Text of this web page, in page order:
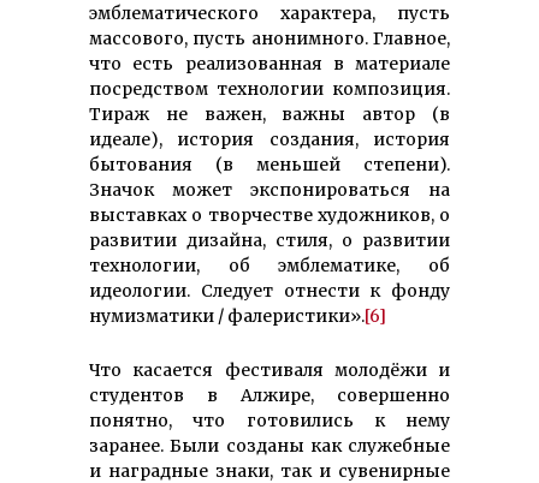
эмблематического характера, пусть
массового, пусть анонимного. Главное,
что есть реализованная в материале
посредством технологии композиция.
Тираж не важен, важны автор (в
идеале), история создания, история
бытования (в меньшей степени).
Значок может экспонироваться на
выставках о творчестве художников, о
развитии дизайна, стиля, о развитии
технологии, об эмблематике, об
идеологии. Следует отнести к фонду
нумизматики / фалеристики».[6]
Что касается фестиваля молодёжи и
студентов в Алжире, совершенно
понятно, что готовились к нему
заранее. Были созданы как служебные
и наградные знаки, так и сувенирные